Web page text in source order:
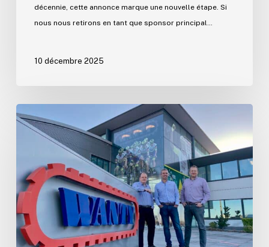
décennie, cette annonce marque une nouvelle étape. Si
nous nous retirons en tant que sponsor principal…
10 décembre 2025
Un
nouveau
chapitre
la
SA
Wanty
:
Fabien